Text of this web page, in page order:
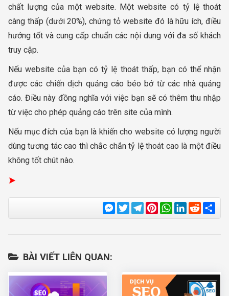
chất lượng của một website. Một website có tỷ lệ thoát
càng thấp (dưới 20%), chứng tỏ website đó là hữu ích, điều
hướng tốt và cung cấp chuẩn các nội dung với đa số khách
truy cập.
Nếu website của bạn có tỷ lệ thoát thấp, bạn có thể nhận
được các chiến dịch quảng cáo béo bở từ các nhà quảng
cáo. Điều này đồng nghĩa với việc bạn sẽ có thêm thu nhập
từ việc cho phép quảng cáo trên site của mình.
Nếu mục đích của bạn là khiến cho website có lượng người
dùng tương tác cao thì chắc chắn tỷ lệ thoát cao là một điều
không tốt chút nào.
Messenger
TwitterTelegram
Pinterest
WhatsApp
LinkedIn
Reddit
BÀI VIẾT LIÊN QUAN: